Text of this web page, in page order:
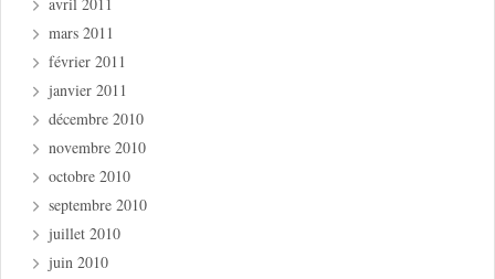
mars 2011
février 2011
janvier 2011
décembre 2010
novembre 2010
octobre 2010
septembre 2010
juillet 2010
juin 2010